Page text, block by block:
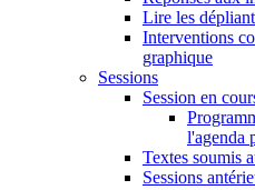
Lire les
Interventions
graphique
Sessions
Session en
l'agenda
Textes soumis
Sessions